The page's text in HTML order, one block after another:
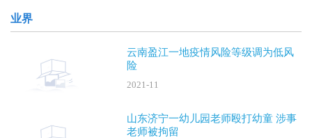
业界
云南盈江一地疫情风险等级调为低风
险
2021-11
山东济宁一幼儿园老师殴打幼童 涉事
老师被拘留